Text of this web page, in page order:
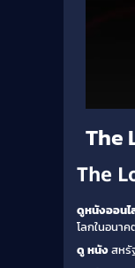
90%
The
The
ดูหนังออนไ
โลกในอนา
ดู หนังสหรั